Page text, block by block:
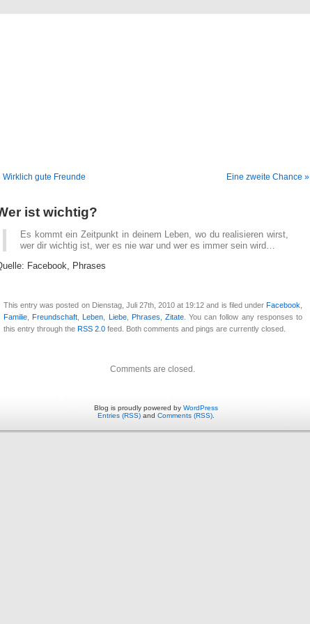
Wirklich gute Freunde Eine zweite Chance »
ist wichtig?
Es kommt ein Zeitpunkt in deinem Leben, wo du realisieren wirst,
wer dir wichtig ist, wer es nie war und wer es immer sein wird…
Facebook, Phrases
This entry was posted on Dienstag, Juli 27th, 2010 at 19:12 and is filed under Facebook
Familie ,Freundschaft ,Leben Liebe, Phrases Zitate. You can follow any responses to
this entry through the RSS 2.0 feed. Both comments and pings are currently closed.
Comments are closed.
Blog is proudly powered by WordPress
Entries (RSS) and Comments (RSS)